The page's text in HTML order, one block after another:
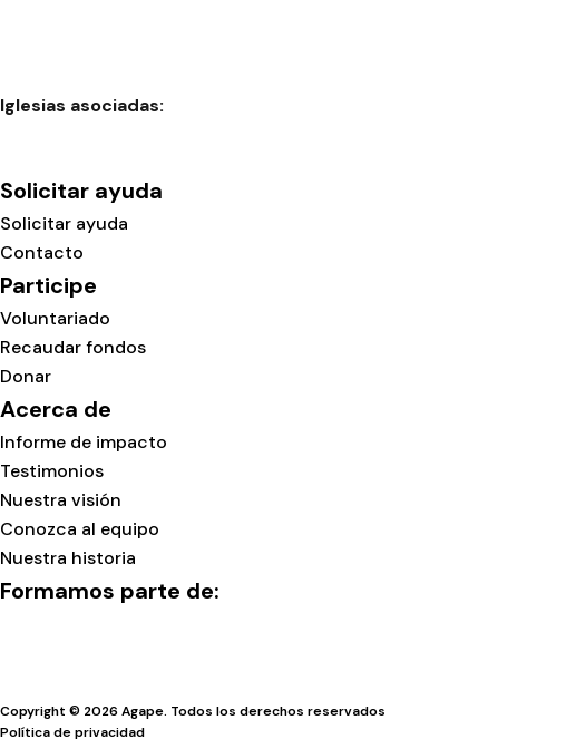
Iglesias asociadas:
Solicitar ayuda
Solicitar ayuda
Contacto
Participe
Voluntariado
Recaudar fondos
Donar
Acerca de
Informe de impacto
Testimonios
Nuestra visión
Conozca al equipo
Nuestra historia
Formamos parte de:
Copyright © 2026 Agape. Todos los derechos reservados
Política de privacidad